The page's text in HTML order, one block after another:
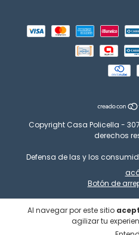
Al navegar por este sitio
agilizar tu
Copyright Casa Policella -
derechos
Defensa de las y los
Botón de